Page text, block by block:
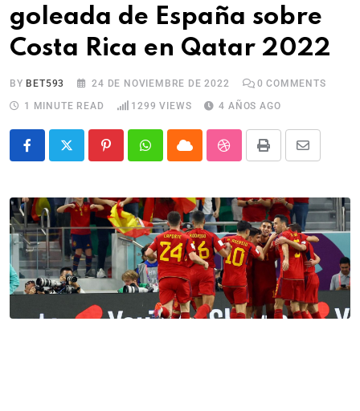
goleada de España sobre
Costa Rica en Qatar 2022
BY BET593 24 DE NOVIEMBRE DE 2022 0 COMMENTS
1 MINUTE READ
1299 VIEWS 4 AÑOS AGO